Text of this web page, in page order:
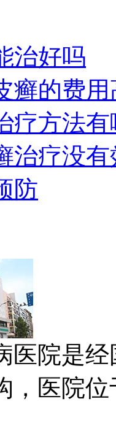
治好吗
癣的费用
疗方法有
治疗没
防
医院是
，医院